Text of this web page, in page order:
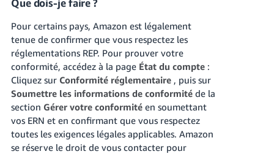
Que dois-je faire ?
Pour certains pays, Amazon est légalement
tenue de confirmer que vous respectez les
réglementations REP. Pour prouver votre
conformité, accédez à la page État du compte :
Cliquez sur Conformité réglementaire , puis sur
Soumettre les informations de conformité de la
section Gérer votre conformité en soumettant
vos ERN et en confirmant que vous respectez
toutes les exigences légales applicables. Amazon
se réserve le droit de vous contacter pour